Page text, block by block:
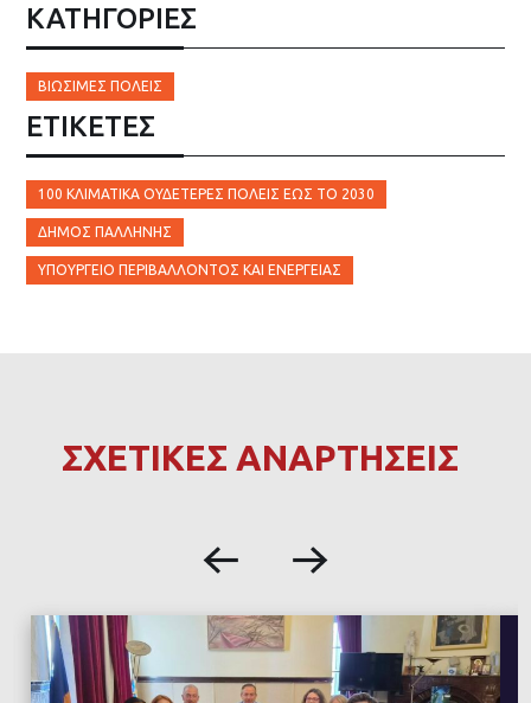
ΚΑΤΗΓΟΡΙΕΣ
ΒΙΏΣΙΜΕΣ ΠΌΛΕΙΣ
ΕΤΙΚΈΤΕΣ
100 ΚΛΙΜΑΤΙΚΆ ΟΥΔΈΤΕΡΕΣ ΠΌΛΕΙΣ ΈΩΣ ΤΟ 2030
ΔΉΜΟΣ ΠΑΛΛΉΝΗΣ
ΥΠΟΥΡΓΕΊΟ ΠΕΡΙΒΆΛΛΟΝΤΟΣ ΚΑΙ ΕΝΈΡΓΕΙΑΣ
ΣΧΕΤΙΚΕΣ ΑΝΑΡΤΗΣΕΙΣ